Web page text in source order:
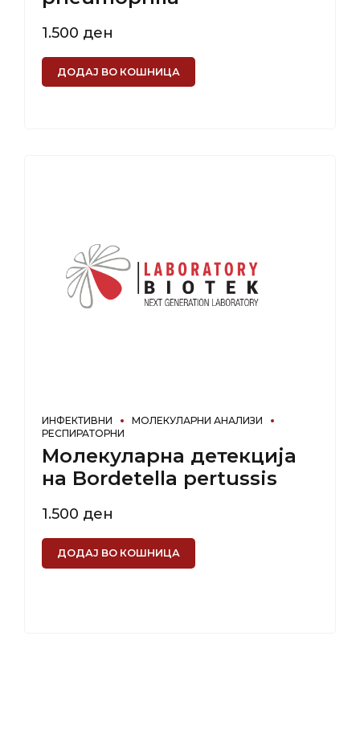
1.500 ден
ДОДАЈ ВО КОШНИЦА
ИНФЕКТИВНИ
МОЛЕКУЛАРНИ АНАЛИЗИ
РЕСПИРАТОРНИ
Молекуларна детекција
на Bordetella pertussis
1.500 ден
ДОДАЈ ВО КОШНИЦА